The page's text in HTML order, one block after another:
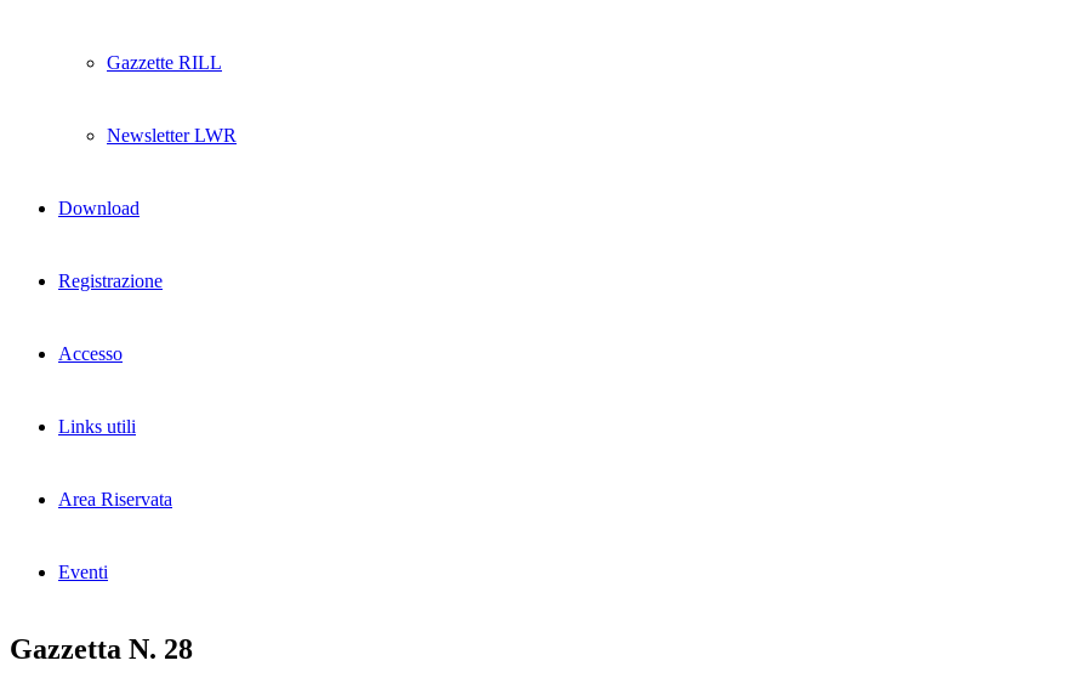
Gazzette RILL
Newsletter LWR
Download
Registrazione
Accesso
Links utili
Area Riservata
Eventi
Gazzetta N. 28